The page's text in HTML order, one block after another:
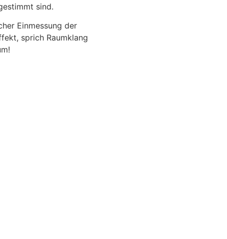
sind.
Einmessung der
sprich Raumklang